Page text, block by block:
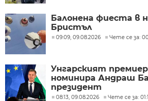
Балонена фиеста в
Бристъл
09:09, 09.08.2026 Чете се за:
Унгарският
номинира Андраш
президент
08:13, 09.08.2026 Чете се за: